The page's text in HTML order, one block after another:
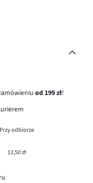
od 199 zł!
Przy odbiorze
13,50 zł